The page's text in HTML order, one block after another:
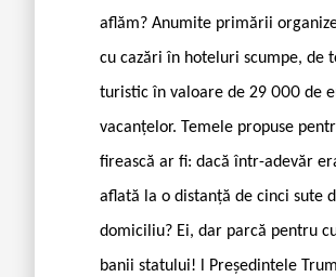
aflăm? Anumite primării
cu cazări în hoteluri scumpe, de
turistic în valoare de 29 000 de
vacanțelor. Temele propuse
firească ar fi: dacă într-adevăr
aflată la o distanță de cinci sute
domiciliu? Ei, dar parcă pentru
banii statului! l Președintele